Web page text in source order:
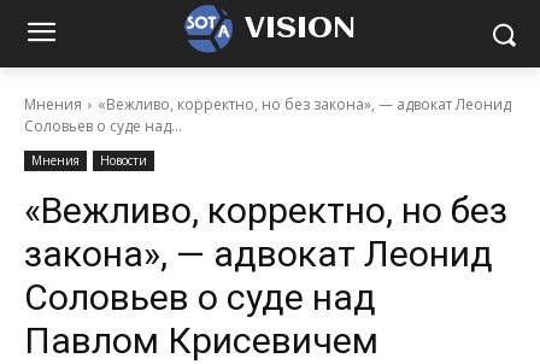
VISION
Мнения
«Вежливо, корректно, но без закона», — адвокат Леонид
Соловьев о суде над...
Мнения Новости
«Вежливо, корректно, но без
закона», — адвокат Леонид
Соловьев о суде над
Павлом Крисевичем